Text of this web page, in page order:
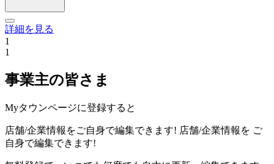
詳細を見る
1
1
事業主の皆さま
Myタウンページに登録すると
店舗/企業情報をご自身で編集できます! 店舗/企業情報を ご
自身で編集できます!